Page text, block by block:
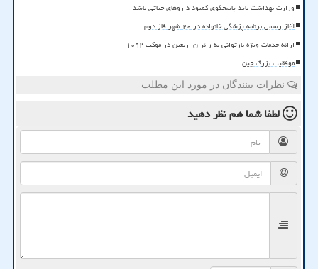
وزارت بهداشت باید پاسخگوی کمبود داروهای حیاتی باشد
آغاز رسمی برنامه پزشکی خانواده در ۲۰ شهر فاز دوم
ارائه خدمات ویژه بازتوانی به زائران اربعین در موکب ۱۰۹۲
موفقیت بزرگ چین
نظرات بینندگان در مورد این مطلب
لطفا شما همنظر دهید